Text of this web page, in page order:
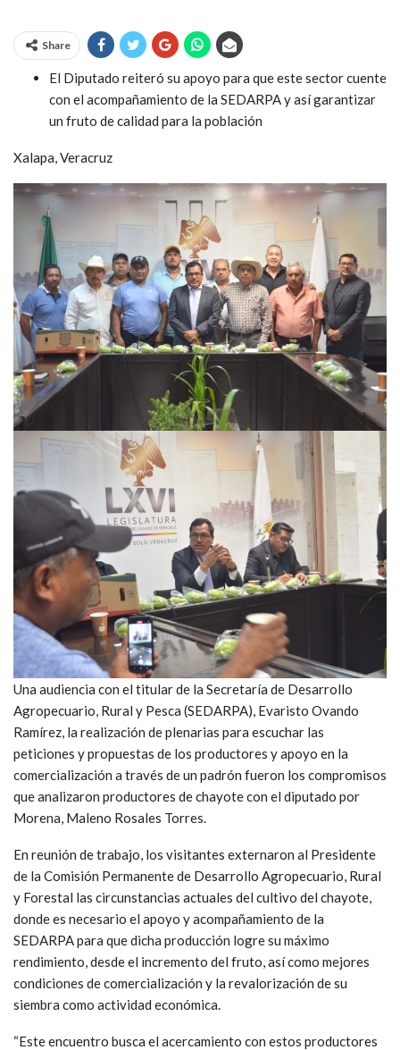
Share
El Diputado reiteró su apoyo para que este sector cuente
con el acompañamiento de la SEDARPA y así garantizar
un fruto de calidad para la población
Xalapa, Veracruz
Una audiencia con el titular de la Secretaría de Desarrollo
Agropecuario, Rural y Pesca (SEDARPA), Evaristo Ovando
Ramírez, la realización de plenarias para escuchar las
peticiones y propuestas de los productores y apoyo en la
comercialización a través de un padrón fueron los compromisos
que analizaron productores de chayote con el diputado por
Morena, Maleno Rosales Torres.
En reunión de trabajo, los visitantes externaron al Presidente
de la Comisión Permanente de Desarrollo Agropecuario, Rural
y Forestal las circunstancias actuales del cultivo del chayote,
donde es necesario el apoyo y acompañamiento de la
SEDARPA para que dicha producción logre su máximo
rendimiento, desde el incremento del fruto, así como mejores
condiciones de comercialización y la revalorización de su
siembra como actividad económica.
“Este encuentro busca el acercamiento con estos productores